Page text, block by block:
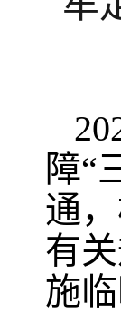
障“
通
有
施